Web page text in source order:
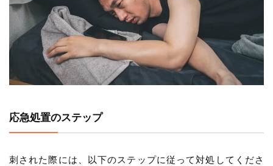
応急処置のステップ
刺された際には、以下のステップに従って対処してくださ